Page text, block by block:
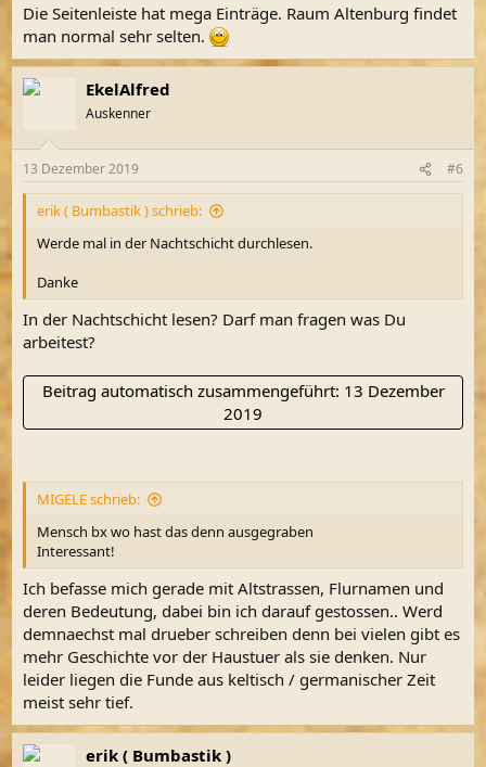
Die Seitenleiste hat mega Einträge. Raum Altenburg findet
man normal sehr selten.
EkelAlfred
Auskenner
13 Dezember 2019 #6
erik ( Bumbastik ) schrieb:
Werde mal in der Nachtschicht durchlesen.
Danke
In der Nachtschicht lesen? Darf man fragen was Du
arbeitest?
Beitrag automatisch zusammengeführt: 13 Dezember
2019
MIGELE schrieb:
Mensch bx wo hast das denn ausgegraben
Interessant!
Ich befasse mich gerade mit Altstrassen, Flurnamen und
deren Bedeutung, dabei bin ich darauf gestossen.. Werd
demnaechst mal drueber schreiben denn bei vielen gibt es
mehr Geschichte vor der Haustuer als sie denken. Nur
leider liegen die Funde aus keltisch / germanischer Zeit
meist sehr tief.
erik ( Bumbastik )